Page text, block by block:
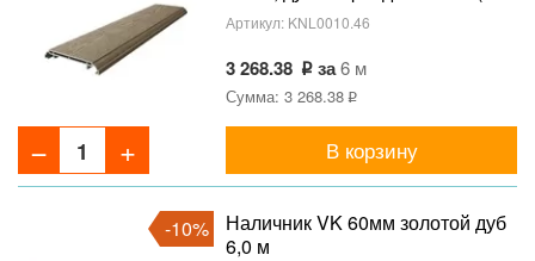
GF402_5F)
Артикул: KNL0010.46
3 268.38 за6 м
Сумма: 3 268.38
В корзину
-10%
Наличник VK 60мм золотой дуб
6,0 м